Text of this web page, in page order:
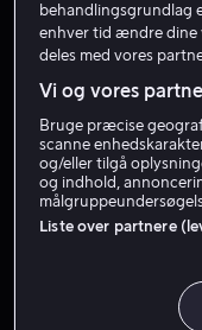
Stemme
behandlingsgrundlag
enhver tid ændre dine
deles med vores
Vi og vores
Bruge præcise
scanne
og/eller tilgå
og indhold,
Liste over partnere